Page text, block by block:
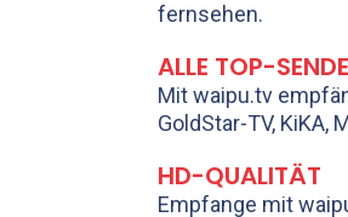
fernsehen.
ALLE TOP-
Mit waipu.tv
GoldStar-TV, KiKA,
HD-QUALITÄT
Empfange mit